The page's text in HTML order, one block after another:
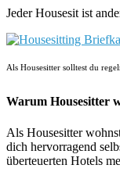
Jeder Housesit ist
Als Housesitter solltest du
Warum Housesitter
Als Housesitter
dich hervorragend
überteuerten Hotels